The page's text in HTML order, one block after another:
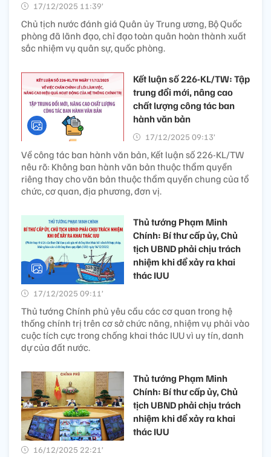
17/12/2025 11:39’
Chủ tịch nước đánh giá Quân ủy Trung ương, Bộ Quốc
phòng đã lãnh đạo, chỉ đạo toàn quân hoàn thành xuất
sắc nhiệm vụ quân sự, quốc phòng.
Kết luận số 226-KL/TW: Tập
trung đổi mới, nâng cao
chất lượng công tác ban
hành văn bản
17/12/2025 09:13’
Về công tác ban hành văn bản, Kết luận số 226-KL/TW
nêu rõ: Không ban hành văn bản thuộc thẩm quyền
riêng thay cho văn bản thuộc thẩm quyền chung của tổ
chức, cơ quan, địa phương, đơn vị.
Thủ tướng Phạm Minh
Chính: Bí thư cấp ủy, Chủ
tịch UBND phải chịu trách
nhiệm khi để xảy ra khai
thác IUU
17/12/2025 09:11’
Thủ tướng Chính phủ yêu cầu các cơ quan trong hệ
thống chính trị trên cơ sở chức năng, nhiệm vụ phải vào
cuộc tích cực trong chống khai thác IUU vì uy tín, danh
dự của đất nước.
Thủ tướng Phạm Minh
Chính: Bí thư cấp ủy, Chủ
tịch UBND phải chịu trách
nhiệm khi để xảy ra khai
thác IUU
16/12/2025 22:21’